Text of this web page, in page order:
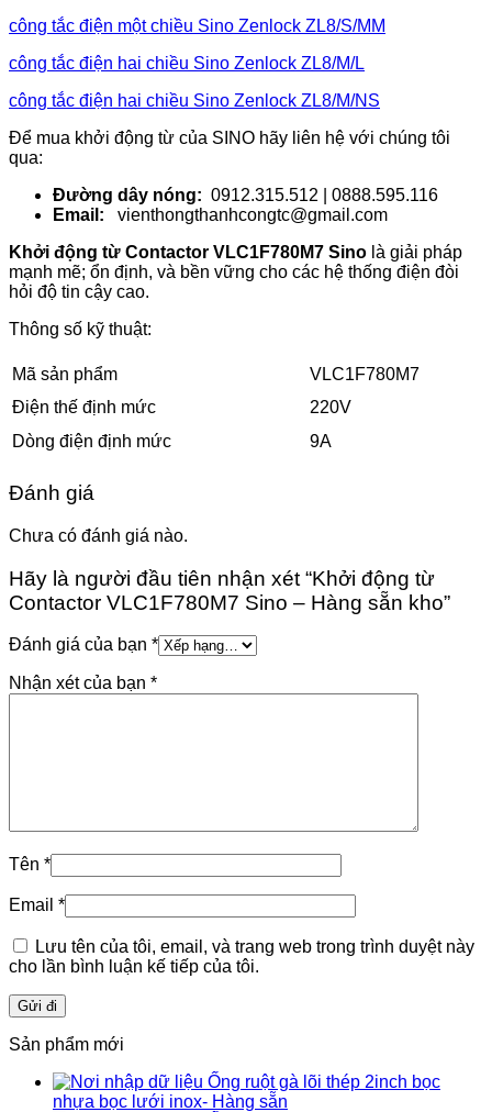
công tắc điện một chiều Sino Zenlock ZL8/S/MM
công tắc điện hai chiều Sino Zenlock ZL8/M/L
công tắc điện hai chiều Sino Zenlock ZL8/M/NS
Để mua khởi động từ của SINO hãy liên hệ với chúng tôi
qua:
Đường dây nóng: 0912.315.512 | 0888.595.116
Email: vienthongthanhcongtc@gmail.com
Khởi động từ Contactor VLC1F780M7 Sino là giải pháp
mạnh mẽ; ổn định, và bền vững cho các hệ thống điện đòi
hỏi độ tin cậy cao.
Thông số kỹ thuật:
Mã sản phẩm
VLC1F780M7
Điện thế định mức
220V
Dòng điện định mức
9A
Đánh giá
Chưa có đánh giá nào.
Hãy là người đầu tiên nhận xét “Khởi động từ
Contactor VLC1F780M7 Sino – Hàng sẵn kho”
Đánh giá của bạn *
Nhận xét của bạn *
Tên *
Email *
Lưu tên của tôi, email, và trang web trong trình duyệt này
cho lần bình luận kế tiếp của tôi.
Sản phẩm mới
Ống ruột gà lõi thép 2inch bọc
nhựa bọc lưới inox- Hàng sẵn